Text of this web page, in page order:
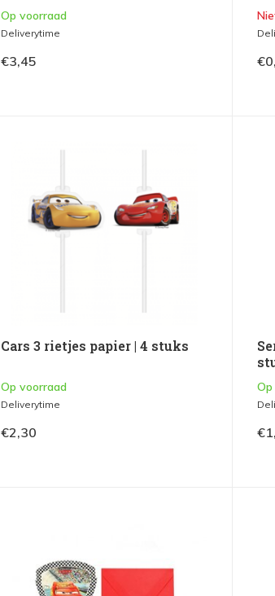
Op voorraad
Deliverytime
€3,45
Cars 3 rietjes papier | 4 stuks
Op voorraad
Deliverytime
€2,30